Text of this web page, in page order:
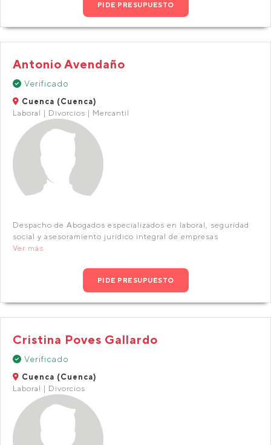
PIDE PRESUPUESTO
Antonio Avendaño
Verificado
Cuenca (Cuenca)
Laboral | Divorcios | Mercantil
Despacho de Abogados especializados en laboral, seguridad
social y asesoramiento jurídico integral de empresas
Ver más
PIDE PRESUPUESTO
Cristina Poves Gallardo
Verificado
Cuenca (Cuenca)
Laboral | Divorcios